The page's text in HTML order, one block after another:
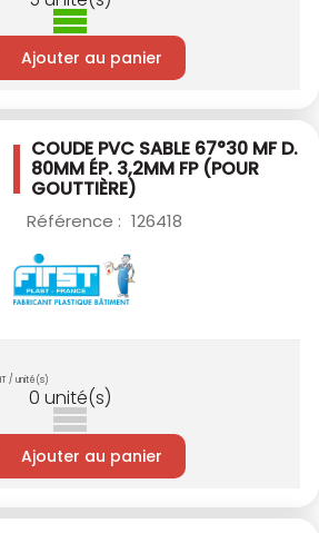
Ajouter au panier
COUDE PVC SABLE 67°30 MF D.
80MM ÉP. 3,2MM FP (POUR
GOUTTIÈRE)
Référence : 126418
/ unité(s)
0 unité(s)
Ajouter au panier